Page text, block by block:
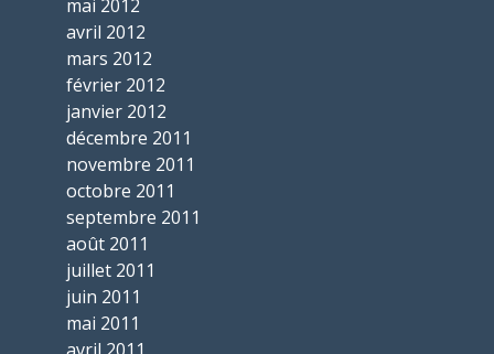
mai 2012
avril 2012
mars 2012
février 2012
janvier 2012
décembre 2011
novembre 2011
octobre 2011
septembre 2011
août 2011
juillet 2011
juin 2011
mai 2011